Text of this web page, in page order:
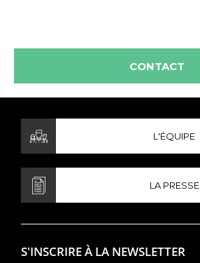
CONTACT
L'ÉQUIPE
LA PRESSE
S'INSCRIRE À LA NEWSLETTER